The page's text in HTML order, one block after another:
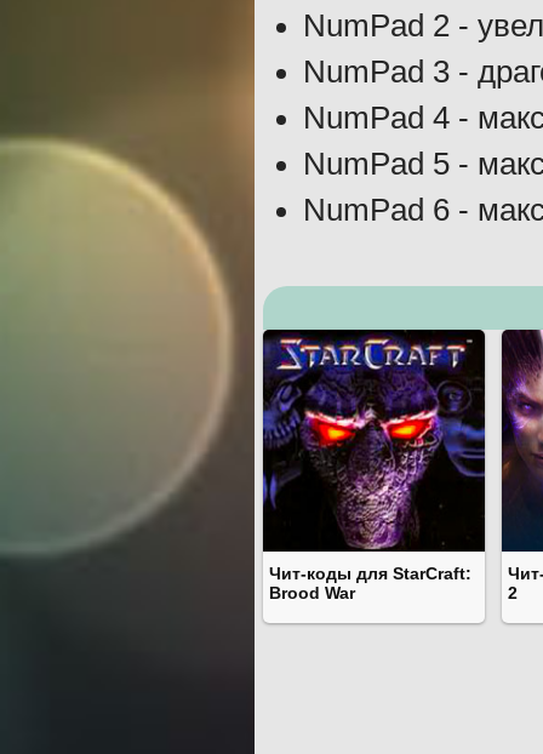
NumPad 2 -
NumPad 3 -
NumPad 4 -
NumPad 5 -
NumPad 6 -
Чит-коды для StarCraft:
Brood War
2